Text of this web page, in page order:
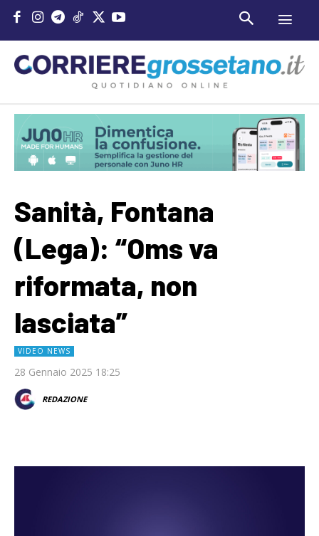
Sanità, Fontana
(Lega): “Oms va
riformata, non
lasciata”
VIDEO NEWS
28 Gennaio 2025 18:25
REDAZIONE